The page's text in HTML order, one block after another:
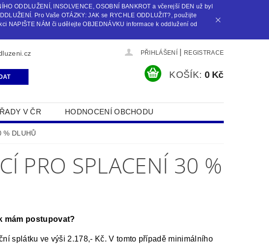
ODDLUŽENÍ, INSOLVENCE, OSOBNÍ BANKROT a včerejší DEN už byl
Pro Vaše OTÁZKY: JAK se RYCHLE ODDLUŽIT?, použijte
NAPIŠTE NÁM či udělejte OBJEDNÁVKU informace k oddlužení od
PŘIHLÁŠENÍ REGISTRACE
KOŠÍK: 0 Kč
V ČR HODNOCENÍ OBCHODU
% DLUHŮ
PRO SPLACENÍ 30 %
mám postupovat?
splátku ve výši 2.178,- Kč. V tomto případě minimálního